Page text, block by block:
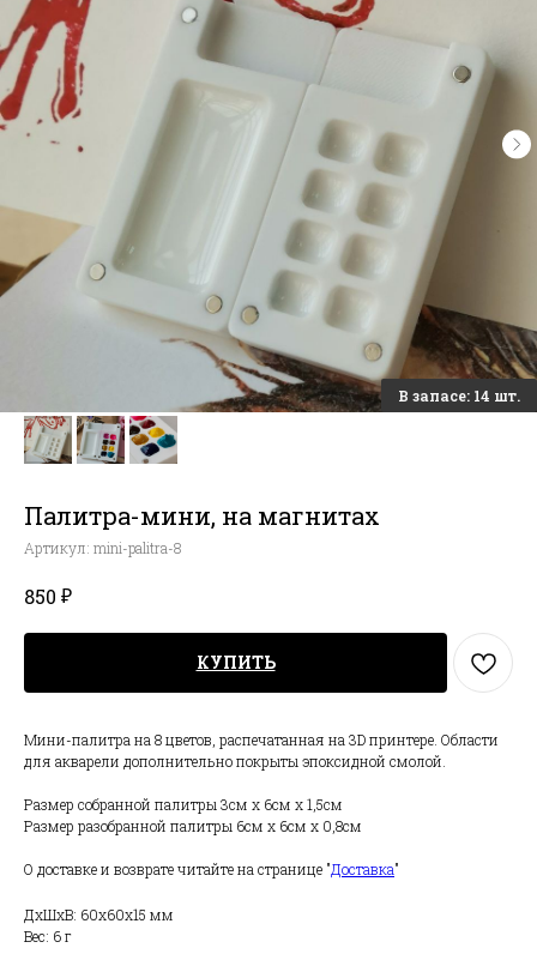
Палитра-мини, на магнитах
Артикул: mini-palitra-8
850 ₽
КУПИТЬ
Мини-палитра на 8 цветов, распечатанная на 3D принтере. Области
для акварели дополнительно покрыты эпоксидной смолой.
Размер собранной палитры 3см х 6см х 1,5см
Размер разобранной палитры 6см х 6см х 0,8см
О доставке и возврате читайте на странице "Доставка"
ДxШxВ: 60x60x15 мм
Вес: 6 г